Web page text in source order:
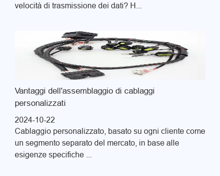
velocità di trasmissione dei dati? H...
Vantaggi dell'assemblaggio di cablaggi
personalizzati
2024-10-22
Cablaggio personalizzato, basato su ogni cliente come
un segmento separato del mercato, in base alle
esigenze specifiche ...